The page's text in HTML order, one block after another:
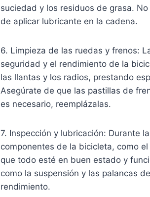
suciedad y los residuos de grasa.
de aplicar lubricante en la cadena.
6. Limpieza de las ruedas y frenos:
seguridad y el rendimiento de la
las llantas y los radios, prestando
Asegúrate de que las pastillas de
es necesario, reemplázalas.
7. Inspección y lubricación: Durante
componentes de la bicicleta, como
que todo esté en buen estado y
como la suspensión y las palancas
rendimiento.